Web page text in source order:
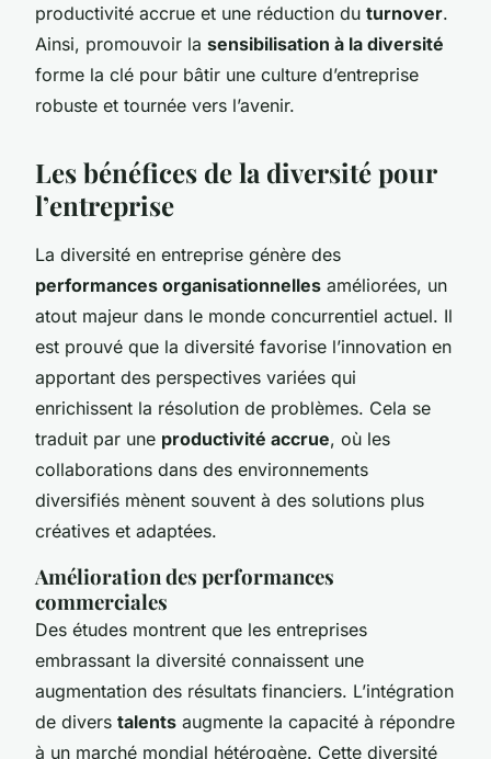
productivité accrue et une réduction du turnover.
Ainsi, promouvoir la sensibilisation à la diversité
forme la clé pour bâtir une culture d’entreprise
robuste et tournée vers l’avenir.
Les bénéfices de la diversité pour
l’entreprise
La diversité en entreprise génère des
performances organisationnelles améliorées, un
atout majeur dans le monde concurrentiel actuel. Il
est prouvé que la diversité favorise l’innovation en
apportant des perspectives variées qui
enrichissent la résolution de problèmes. Cela se
traduit par une productivité accrue, où les
collaborations dans des environnements
diversifiés mènent souvent à des solutions plus
créatives et adaptées.
Amélioration des performances
commerciales
Des études montrent que les entreprises
embrassant la diversité connaissent une
augmentation des résultats financiers. L’intégration
de divers talents augmente la capacité à répondre
à un marché mondial hétérogène. Cette diversité